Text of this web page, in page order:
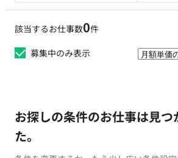
該当するお仕事数0件
募集中のみ表示
お探しの条件のお仕事は見つ
た。